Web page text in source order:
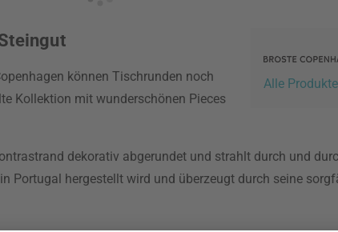
Alle
können Tischrunden noch
Kollektion mit wunderschönen Pieces
dekorativ abgerundet und strahlt durch und
Portugal hergestellt wird und überzeugt durch seine